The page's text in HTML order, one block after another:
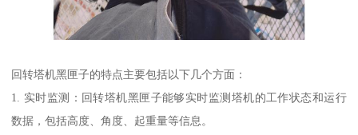
回转塔机黑匣子的特点主要包括以下几个方面：
1. 实时监测：回转塔机黑匣子能够实时监测塔机的工作状态和运行
数据，包括高度、角度、起重量等信息。